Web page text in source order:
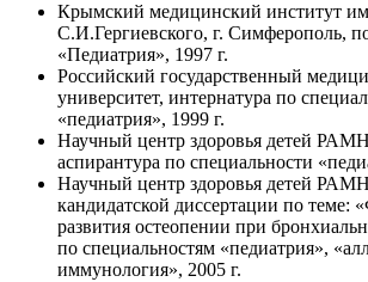
Крымский медицинский институт
С.И.Гергиевского, г. Симферополь,
«Педиатрия», 1997 г.
Российский государственный
университет, интернатура по
«педиатрия», 1999 г.
Научный центр здоровья детей
аспирантура по специальности
Научный центр здоровья детей
кандидатской диссертации по теме:
развития остеопении при
по специальностям «педиатрия»,
иммунология», 2005 г.